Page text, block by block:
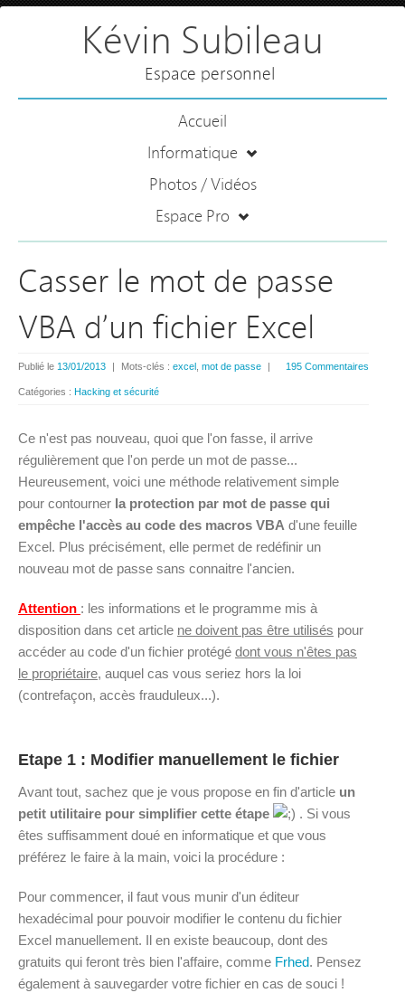
Kévin Subileau
Espace personnel
Accueil
Informatique
Photos / Vidéos
Espace Pro
Casser le mot de passe
VBA d’un fichier Excel
195 Commentaires
Publié le 13/01/2013 | Mots-clés : excel mot de passe |
Catégories : Hacking et sécurité
Ce n'est pas nouveau, quoi que l'on fasse, il arrive
régulièrement que l'on perde un mot de passe...
Heureusement, voici une méthode relativement simple
pour contourner la protection par mot de passe qui
empêche l'accès au code des macros VBA d'une feuille
Excel. Plus précisément, elle permet de redéfinir un
nouveau mot de passe sans connaitre l'ancien.
Attention : les informations et le programme mis à
disposition dans cet article ne doivent pas être utilisés pour
accéder au code d'un fichier protégé dont vous n'êtes pas
le propriétaire, auquel cas vous seriez hors la loi
(contrefaçon, accès frauduleux...).
Etape 1 : Modifier manuellement le fichier
Avant tout, sachez que je vous propose en fin d'article un
petit utilitaire pour simplifier cette étape
. Si vous
êtes suffisamment doué en informatique et que vous
préférez le faire à la main, voici la procédure :
Pour commencer, il faut vous munir d'un éditeur
hexadécimal pour pouvoir modifier le contenu du fichier
Excel manuellement. Il en existe beaucoup, dont des
gratuits qui feront très bien l'affaire, comme Frhed. Pensez
également à sauvegarder votre fichier en cas de souci !